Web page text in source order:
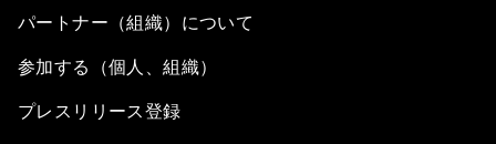
パートナー（組織）について
参加する（個人、組織）
プレスリリース登録